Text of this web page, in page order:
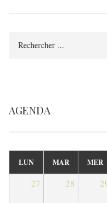
AGENDA
LUN MAR MER
27 28